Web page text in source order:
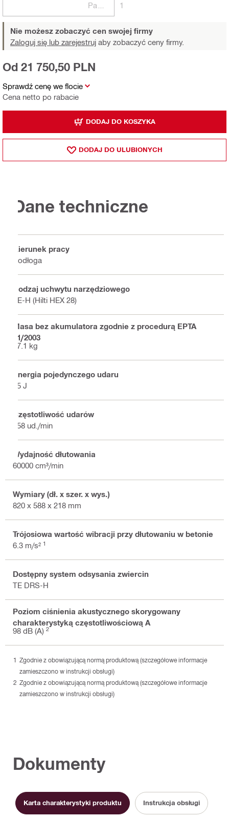
1
Nie możesz zobaczyć cen swojej firmy
Zaloguj się lub zarejestruj aby zobaczyć ceny firmy.
Sprawdź cenę we flocie
Cena netto po rabacie
Od 21 750,50 PLN
DODAJ DO KOSZYKA
DODAJ DO ULUBIONYCH
Dane techniczne
Kierunek pracy
Podłoga
Rodzaj uchwytu narzędziowego
TE-H (Hilti HEX 28)
Masa bez akumulatora zgodnie z procedurą EPTA
01/2003
27.1 kg
Energia pojedynczego udaru
85 J
Częstotliwość udarów
858 ud./min
Wydajność dłutowania
60000 cm³/min
Wymiary (dł. x szer. x wys.)
820 x 588 x 218 mm
Trójosiowa wartość wibracji przy dłutowaniu w betonie
6.3 m/s² 1
Dostępny system odsysania zwiercin
TE DRS-H
Poziom ciśnienia akustycznego skorygowany
charakterystyką częstotliwościową A
98 dB (A) 2
Zgodnie z obowiązującą normą produktową (szczegółowe informacje
zamieszczono w instrukcji obsługi)
Zgodnie z obowiązującą normą produktową (szczegółowe informacje
zamieszczono w instrukcji obsługi)
Dokumenty
Karta charakterystyki produktu Instrukcja obsługi